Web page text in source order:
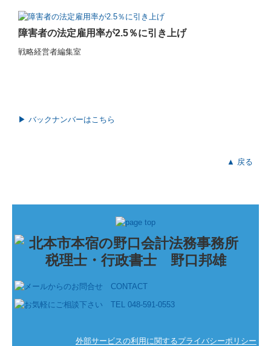
障害者の法定雇用率が2.5％に引き上げ
戦略経営者編集室
▶ バックナンバーはこちら
▲ 戻る
外部サービスの利用に関するプライバシーポリシー